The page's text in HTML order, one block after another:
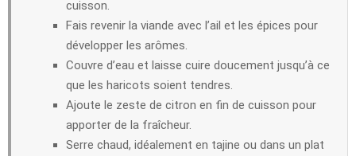
cuisson.
Fais revenir la viande avec l’ail et les épices pour
développer les arômes.
Couvre d’eau et laisse cuire doucement jusqu’à ce
que les haricots soient tendres.
Ajoute le zeste de citron en fin de cuisson pour
apporter de la fraîcheur.
Serre chaud, idéalement en tajine ou dans un plat